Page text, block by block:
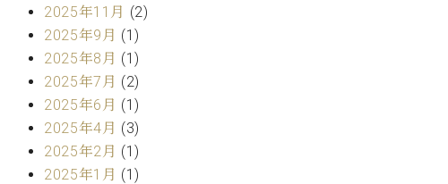
2025年11月 (2)
2025年9月 (1)
2025年8月 (1)
2025年7月 (2)
2025年6月 (1)
2025年4月 (3)
2025年2月 (1)
2025年1月 (1)